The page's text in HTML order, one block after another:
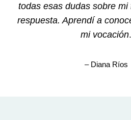
todas esas dudas sobre
respuesta. Aprendí a
mi vocación.
– Diana Ríos